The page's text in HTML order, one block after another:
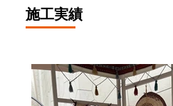
施工実績